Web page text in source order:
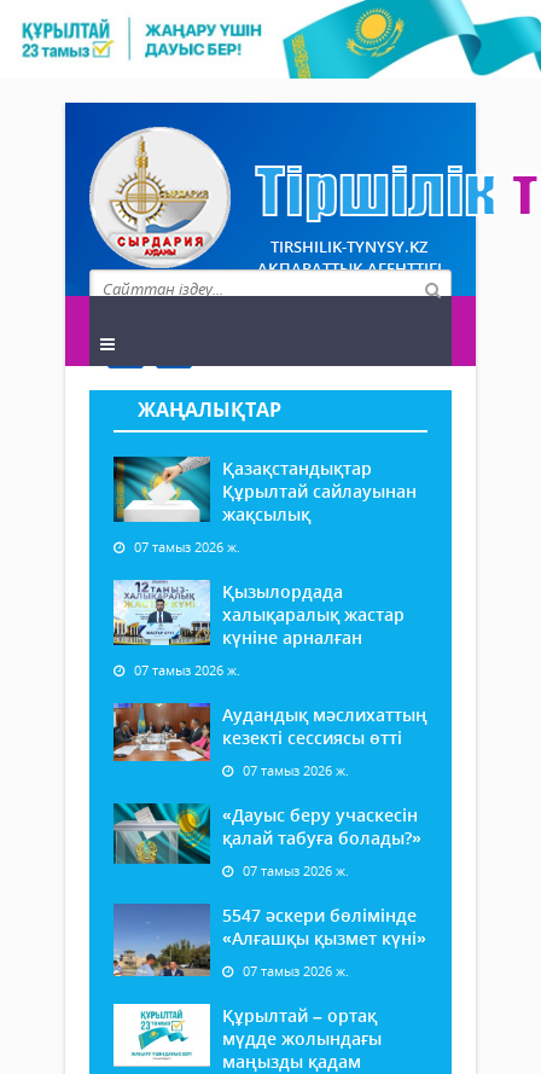
TIRSHILIK-TYNYSY.KZ
АҚПАРАТТЫҚ АГЕНТТІГІ
ЖАҢАЛЫҚТАР
Қазақстандықтар
Құрылтай сайлауынан
жақсылық
07 тамыз 2026 ж.
Қызылордада
халықаралық жастар
күніне арналған
07 тамыз 2026 ж.
Аудандық мәслихаттың
кезекті сессиясы өтті
07 тамыз 2026 ж.
«Дауыс беру учаскесін
қалай табуға болады?»
07 тамыз 2026 ж.
5547 әскери бөлімінде
«Алғашқы қызмет күні»
07 тамыз 2026 ж.
Құрылтай – ортақ
мүдде жолындағы
маңызды қадам